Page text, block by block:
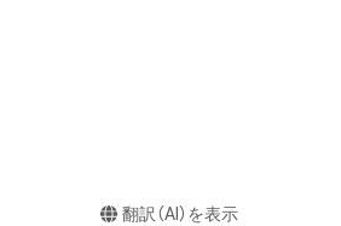
翻訳（AI）を表示